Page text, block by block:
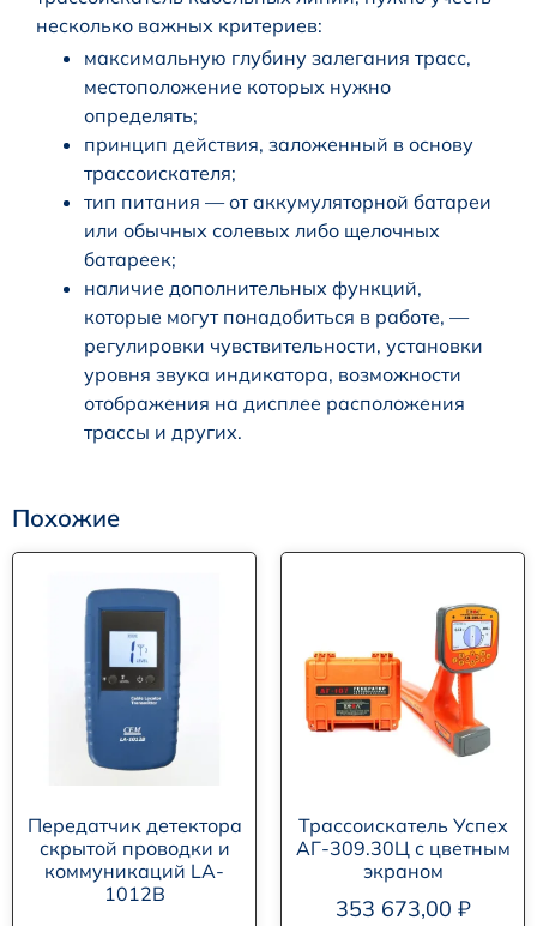
несколько важных критериев:
максимальную глубину залегания трасс,
местоположение которых нужно
определять;
принцип действия, заложенный в основу
трассоискателя;
тип питания — от аккумуляторной батареи
или обычных солевых либо щелочных
батареек;
наличие дополнительных функций,
которые могут понадобиться в работе, —
регулировки чувствительности, установки
уровня звука индикатора, возможности
отображения на дисплее расположения
трассы и других.
Похожие
Передатчик детектора
скрытой проводки и
коммуникаций LA-
1012B
Трассоискатель Успех
АГ-309.30Ц с цветным
экраном
353 673,00 ₽